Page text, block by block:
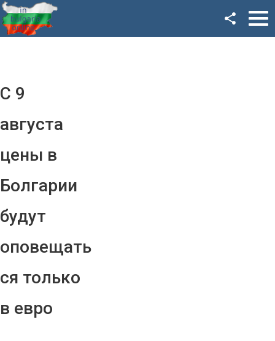
С 9
августа
цены в
Болгарии
будут
оповещать
ся только
в евро